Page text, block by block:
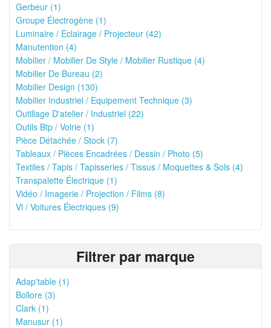
Gerbeur (1)
Groupe Électrogène (1)
Luminaire / Eclairage / Projecteur (42)
Manutention (4)
Mobilier / Mobilier De Style / Mobilier Rustique (4)
Mobilier De Bureau (2)
Mobilier Design (130)
Mobilier Industriel / Equipement Technique (3)
Outillage D'atelier / Industriel (22)
Outils Btp / Voirie (1)
Pièce Détachée / Stock (7)
Tableaux / Pièces Encadrées / Dessin / Photo (5)
Textiles / Tapis / Tapisseries / Tissus / Moquettes & Sols (4)
Transpalette Électrique (1)
Vidéo / Imagerie / Projection / Films (8)
Vl / Voitures Électriques (9)
Filtrer par marque
Adap'table (1)
Bollore (3)
Clark (1)
Manusur (1)